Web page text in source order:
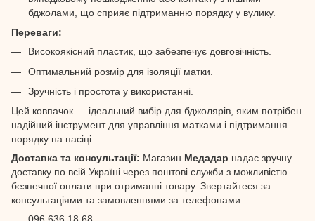
бджолами, що сприяє підтриманню порядку у вулику.
Переваги:
Високоякісний пластик, що забезпечує довговічність.
Оптимальний розмір для ізоляції матки.
Зручність і простота у використанні.
Цей ковпачок — ідеальний вибір для бджолярів, яким потрібен
надійний інструмент для управління матками і підтримання
порядку на пасіці.
Доставка та консультації: Магазин Медадар надає зручну
доставку по всій Україні через поштові служби з можливістю
безпечної оплати при отриманні товару. Звертайтеся за
консультаціями та замовленнями за телефонами: